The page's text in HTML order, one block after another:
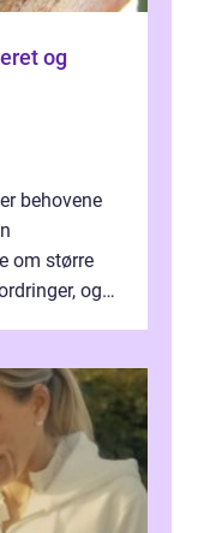
og
behovene
om større
og